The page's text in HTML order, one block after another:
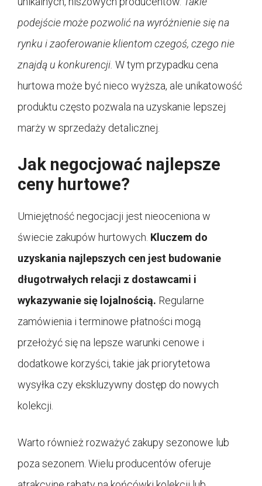
podejście może pozwolić na wyróżnienie się na
rynku i zaoferowanie klientom czegoś, czego nie
znajdą u konkurencji. W tym przypadku cena
hurtowa może być nieco wyższa, ale unikatowość
produktu często pozwala na uzyskanie lepszej
marży w sprzedaży detalicznej.
Jak negocjować najlepsze
ceny hurtowe?
Umiejętność negocjacji jest nieoceniona w
świecie zakupów hurtowych. Kluczem do
uzyskania najlepszych cen jest budowanie
długotrwałych relacji z dostawcami i
wykazywanie się lojalnością. Regularne
zamówienia i terminowe płatności mogą
przełożyć się na lepsze warunki cenowe i
dodatkowe korzyści, takie jak priorytetowa
wysyłka czy ekskluzywny dostęp do nowych
kolekcji.
Warto również rozważyć zakupy sezonowe lub
poza sezonem. Wielu producentów oferuje